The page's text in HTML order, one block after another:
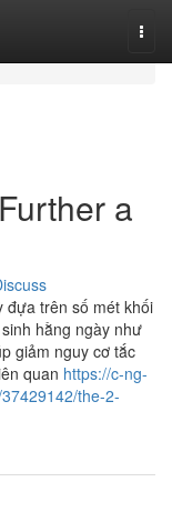
a
đựa trên số mét khối
hằng ngày như
giảm nguy cơ tắc
quan https://c-ng-
the-2-